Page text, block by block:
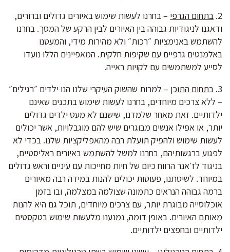
2. בתחום הגרפי – בחרנו לעשות שימוש באיורים גדולים וברורים,
ודאגנו לניגודיות גבוהה בין האיורים לבין הרקע של המסך. בחרנו
להשתמש באנימציות ״רכות״ ולא מהירות מידי, והמעטנו
באלמנטים גרפיים עם שקיפות חלקית. המאפיינים הללו נועדו
לסייע למשתמשים עם לקויות ראייה.
3. בתחום התוכן – למרות שהשוק העיקרי שלנו הנו ילדים ״רגילים״
– ללא צרכים מיוחדים, בחרנו לעשות שימוש בתכנים שאינם
ילדותיים. זאת מאחר שלמדנו, שישנם לא מעט ילדים גדולים
יותר, או אפילו אנשים מבוגרים שיש להם מוגבלויות, אשר יכולים
לעשות שימוש ולהפיק תועלת רבה מהאפליקציות שלנו. בכדי לא
לפגוע ברגשותיהם, בחרנו למשל להשתמש באיורים ראליסטיים,
בניגוד לז׳אנר הרווח כיום של חיות מחייכות עם עיניים וראש גדולים
במיוחד. לשיטתנו, פעוטות יכולים להנות במידה רבה מאיורים
ברמה גבוהה הנראים כתמונה שצולמה במצלמה, ובו בזמן
אוכלוסייה מבוגרת יותר, עם צרכים מיוחדים, תוכל גם היא להנות
מאותם האיורים. באופן דומה, נמנענו מלעשות שימוש בטקסטים
ילדותיים ובחפצים ילדותיים.